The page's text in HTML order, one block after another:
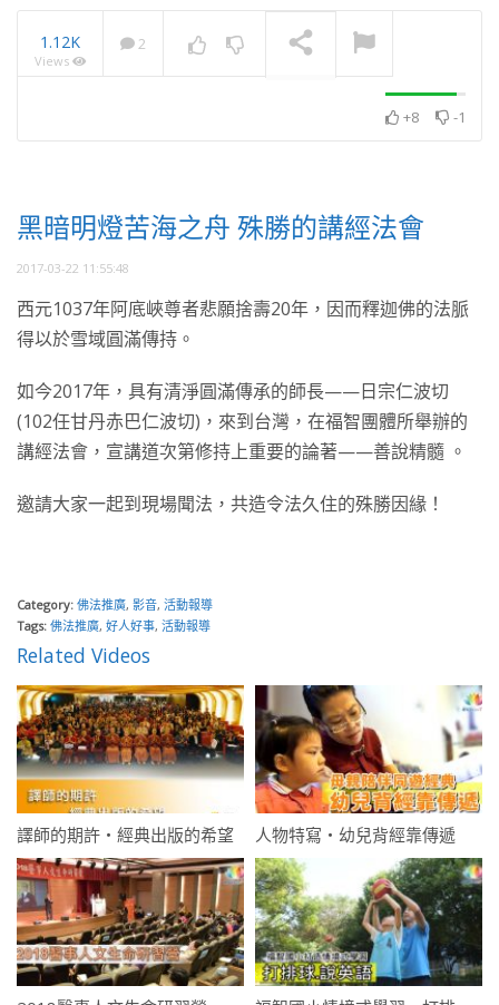
月光共學展 累積學習佛法
資糧 獻花藝 勤供養
1.12K
Views
2
+8 -1
黑暗明燈苦海之舟 殊勝的講經法會
2017-03-22 11:55:48
西元1037年阿底峽尊者悲願捨壽20年，因而釋迦佛的法脈
得以於雪域圓滿傳持。
如今2017年，具有清淨圓滿傳承的師長——日宗仁波切
(102任甘丹赤巴仁波切)，來到台灣，在福智團體所舉辦的
講經法會，宣講道次第修持上重要的論著——善說精髓 。
邀請大家一起到現場聞法，共造令法久住的殊勝因緣！
Category: 佛法推廣, 影音, 活動報導
Tags: 佛法推廣, 好人好事, 活動報導
Related Videos
譯師的期許・經典出版的希望 人物特寫・幼兒背經靠傳遞